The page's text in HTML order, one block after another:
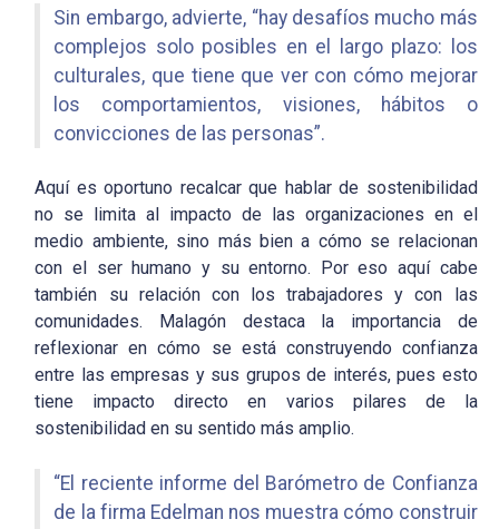
Sin embargo, advierte, “hay desafíos mucho más
complejos solo posibles en el largo plazo: los
culturales, que tiene que ver con cómo mejorar
los comportamientos, visiones, hábitos o
convicciones de las personas”.
Aquí es oportuno recalcar que hablar de sostenibilidad
no se limita al impacto de las organizaciones en el
medio ambiente, sino más bien a cómo se relacionan
con el ser humano y su entorno. Por eso aquí cabe
también su relación con los trabajadores y con las
comunidades. Malagón destaca la importancia de
reflexionar en cómo se está construyendo confianza
entre las empresas y sus grupos de interés, pues esto
tiene impacto directo en varios pilares de la
sostenibilidad en su sentido más amplio.
“El reciente informe del Barómetro de Confianza
de la firma Edelman nos muestra cómo construir